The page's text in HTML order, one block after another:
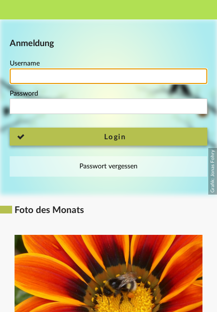
Main navigation
Anmeldung
Username
Password
Login
Passwort vergessen
Foto des Monats